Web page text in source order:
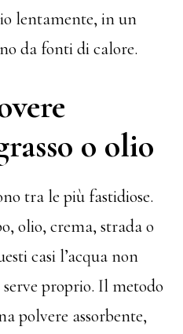
lentamente, in un
da fonti di calore.
o olio
tra le più fastidiose.
olio, crema, strada o
casi l’acqua non
proprio. Il metodo
polvere assorbente,